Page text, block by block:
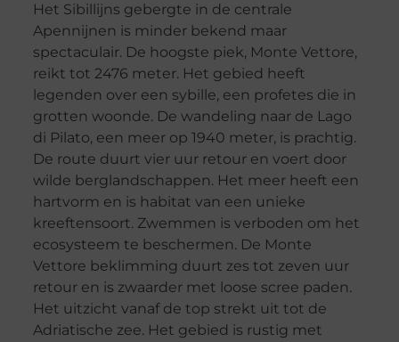
Het Sibillijns gebergte in de centrale
Apennijnen is minder bekend maar
spectaculair. De hoogste piek, Monte Vettore,
reikt tot 2476 meter. Het gebied heeft
legenden over een sybille, een profetes die in
grotten woonde. De wandeling naar de Lago
di Pilato, een meer op 1940 meter, is prachtig.
De route duurt vier uur retour en voert door
wilde berglandschappen. Het meer heeft een
hartvorm en is habitat van een unieke
kreeftensoort. Zwemmen is verboden om het
ecosysteem te beschermen. De Monte
Vettore beklimming duurt zes tot zeven uur
retour en is zwaarder met loose scree paden.
Het uitzicht vanaf de top strekt uit tot de
Adriatische zee. Het gebied is rustig met